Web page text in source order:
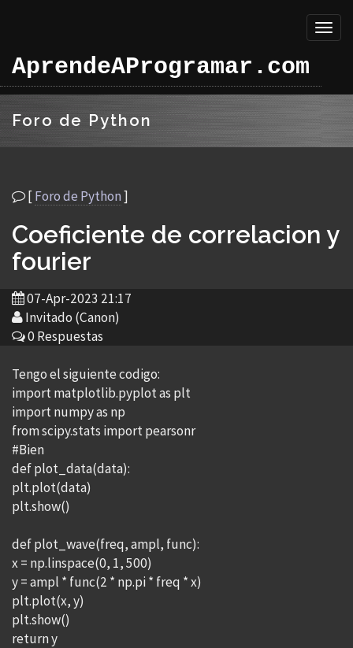
AprendeAProgramar.com
Foro de Python
[Foro de Python]
Coeficiente de correlacion y
fourier
07-Apr-2023 21:17
Invitado (Canon)
0 Respuestas
Tengo el siguiente codigo:
import matplotlib.pyplot as plt
import numpy as np
from scipy.stats import pearsonr
#Bien
def plot_data(data):
plt.plot(data)
plt.show()
def plot_wave(freq, ampl, func):
x = np.linspace(0, 1, 500)
y = ampl * func(2 * np.pi * freq * x)
plt.plot(x, y)
plt.show()
return y